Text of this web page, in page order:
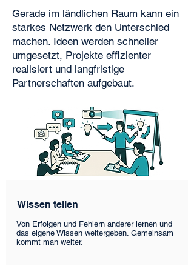
Gerade im ländlichen Raum kann ein
starkes Netzwerk den Unterschied
machen. Ideen werden schneller
umgesetzt, Projekte effizienter
realisiert und langfristige
Partnerschaften aufgebaut.
Wissen teilen
Von Erfolgen und Fehlern anderer lernen und
das eigene Wissen weitergeben. Gemeinsam
kommt man weiter.